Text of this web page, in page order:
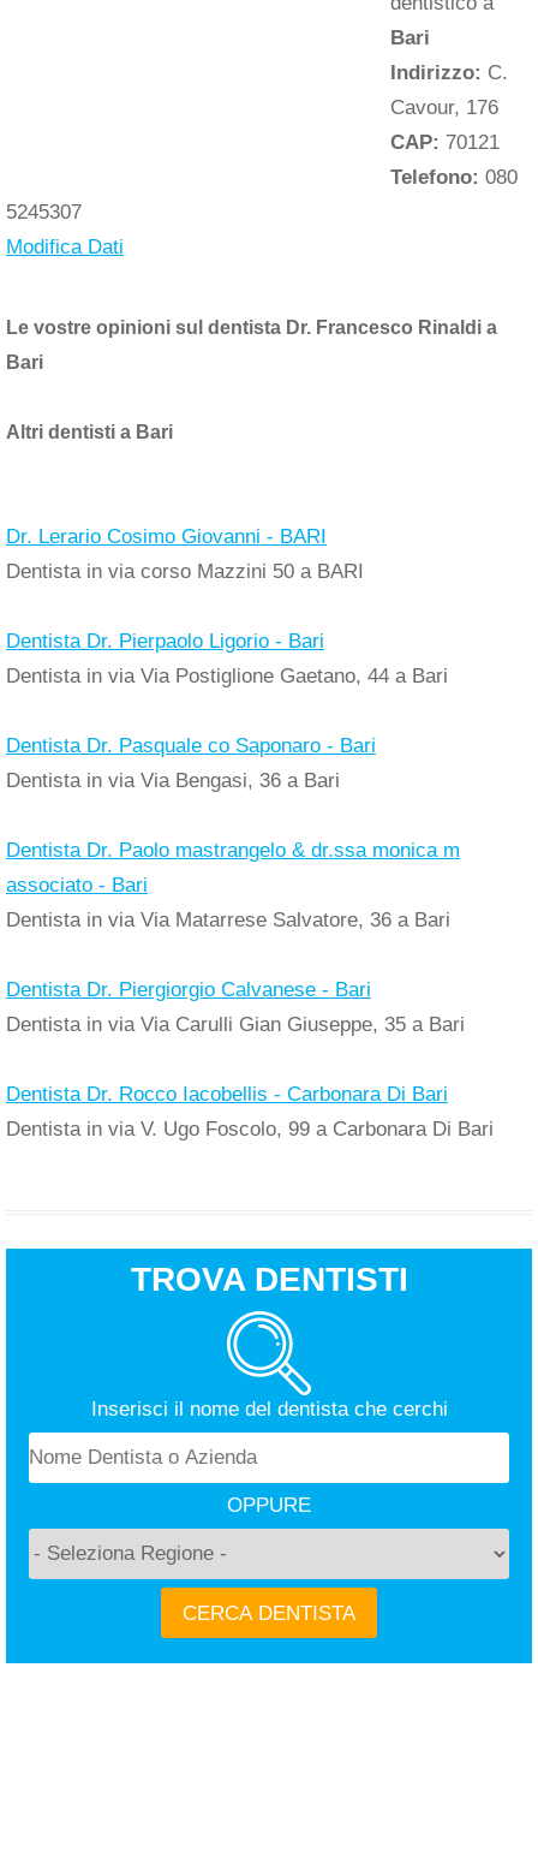
Bari
Indirizzo: C.
Cavour, 176
CAP: 70121
Telefono: 080
5245307
Modifica Dati
Le vostre opinioni sul dentista Dr. Francesco Rinaldi a
Bari
Altri dentisti a Bari
Dr. Lerario Cosimo Giovanni - BARI
Dentista in via corso Mazzini 50 a BARI
Dentista Dr. Pierpaolo Ligorio - Bari
Dentista in via Via Postiglione Gaetano, 44 a Bari
Dentista Dr. Pasquale co Saponaro - Bari
Dentista in via Via Bengasi, 36 a Bari
Dentista Dr. Paolo mastrangelo & dr.ssa monica m
associato - Bari
Dentista in via Via Matarrese Salvatore, 36 a Bari
Dentista Dr. Piergiorgio Calvanese - Bari
Dentista in via Via Carulli Gian Giuseppe, 35 a Bari
Dentista Dr. Rocco Iacobellis - Carbonara Di Bari
Dentista in via V. Ugo Foscolo, 99 a Carbonara Di Bari
TROVA DENTISTI
Inserisci il nome del dentista che cerchi
OPPURE